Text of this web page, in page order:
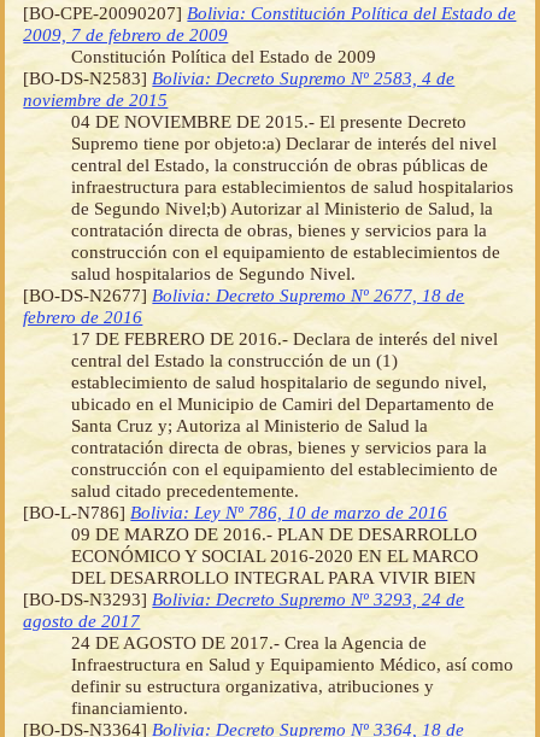
[BO-CPE-20090207] Bolivia: Constitución Política del Estado de
2009, 7 de febrero de 2009
Constitución Política del Estado de 2009
[BO-DS-N2583] Bolivia: Decreto Supremo Nº 2583, 4 de
noviembre de 2015
04 DE NOVIEMBRE DE 2015.- El presente Decreto
Supremo tiene por objeto:a) Declarar de interés del nivel
central del Estado, la construcción de obras públicas de
infraestructura para establecimientos de salud hospitalarios
de Segundo Nivel;b) Autorizar al Ministerio de Salud, la
contratación directa de obras, bienes y servicios para la
construcción con el equipamiento de establecimientos de
salud hospitalarios de Segundo Nivel.
[BO-DS-N2677]Bolivia: Decreto Supremo Nº 2677, 18 de
febrero de 2016
17 DE FEBRERO DE 2016.- Declara de interés del nivel
central del Estado la construcción de un (1)
establecimiento de salud hospitalario de segundo nivel,
ubicado en el Municipio de Camiri del Departamento de
Santa Cruz y; Autoriza al Ministerio de Salud la
contratación directa de obras, bienes y servicios para la
construcción con el equipamiento del establecimiento de
salud citado precedentemente.
[BO-L-N786] Bolivia: Ley Nº 786, 10 de marzo de 2016
09 DE MARZO DE 2016.- PLAN DE DESARROLLO
ECONÓMICO Y SOCIAL 2016-2020 EN EL MARCO
DEL DESARROLLO INTEGRAL PARA VIVIR BIEN
[BO-DS-N3293] Bolivia: Decreto Supremo Nº 3293, 24 de
agosto de 2017
24 DE AGOSTO DE 2017.- Crea la Agencia de
Infraestructura en Salud y Equipamiento Médico, así como
definir su estructura organizativa, atribuciones y
financiamiento.
[BO-DS-N3364] Bolivia: Decreto Supremo Nº 3364, 18 de